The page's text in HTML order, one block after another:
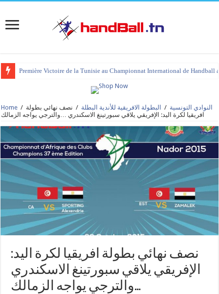
Première Victoire de la Tunisie au Championnat International de Handball
Home / النوادي التونسية / البطولة الافريقية للأندية البطلة / نصف نهائي بطولة
افريقيا لكرة اليد: الإفريقي يلاقي سبورتينغ الاسكندري …والترجي يواجه الزمالك
نصف نهائي بطولة افريقيا لكرة اليد:
الإفريقي يلاقي سبورتينغ الاسكندري
…والترجي يواجه الزمالك